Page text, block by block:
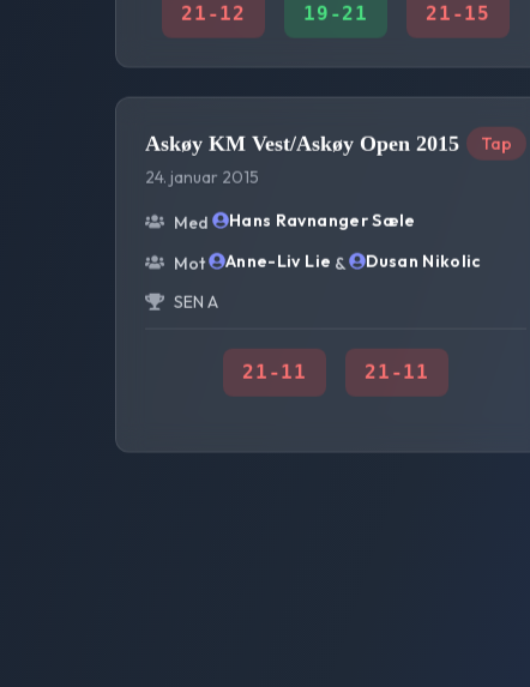
21 -12 19 -21 21 -15
Askøy KM Vest/Askøy Open 2015
24. januar 2015
Tap
Med
Hans Ravnanger Sæle
Mot
Anne-Liv Lie &
Dusan Nikolic
SEN A
21 -11 21 -11